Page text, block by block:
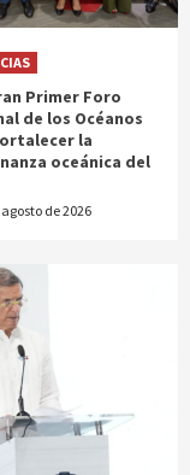
Primer Foro
de los Océanos
la
oceánica del
de 2026